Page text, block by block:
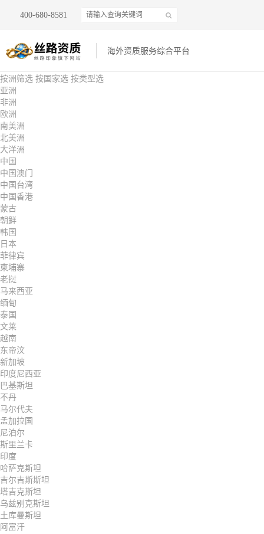
400-680-8581
海外资质服务综合平台
按洲筛选 按国家选 按类型选
亚洲
非洲
欧洲
南美洲
北美洲
大洋洲
中国
中国澳门
中国台湾
中国香港
蒙古
朝鲜
韩国
日本
菲律宾
柬埔寨
老挝
马来西亚
缅甸
泰国
文莱
越南
东帝汶
新加坡
印度尼西亚
巴基斯坦
不丹
马尔代夫
孟加拉国
尼泊尔
斯里兰卡
印度
哈萨克斯坦
吉尔吉斯斯坦
塔吉克斯坦
乌兹别克斯坦
土库曼斯坦
阿富汗